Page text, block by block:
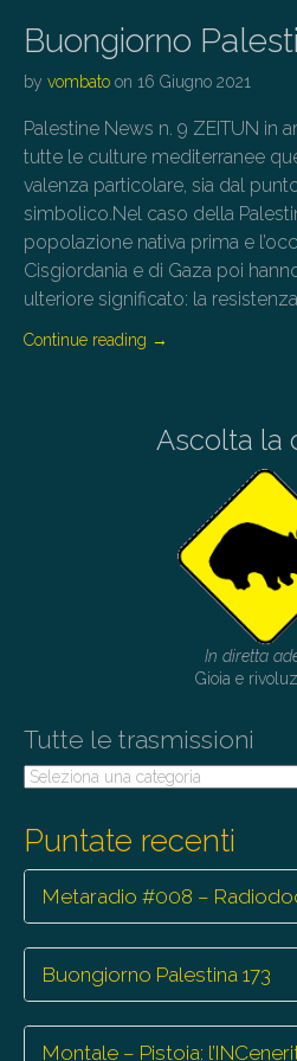
Buongiorno
by vombato on 16 Giugno 2021
Palestine News n. 9 ZEITUN in
tutte le culture mediterranee
valenza particolare, sia dal
simbolico.Nel caso della
popolazione nativa prima e
Cisgiordania e di Gaza poi
ulteriore significato: la
Continue reading →
Ascolta la
In diretta
Gioia e
Tutte le trasmissioni
Tutte
Puntate recenti
Metaradio #008 –
Buongiorno Palestina 173
Montale – Pistoia: